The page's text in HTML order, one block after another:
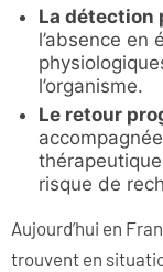
La détection
l’absence en
l’organisme.
Le retour
risque de
Aujourd’hui en
trouvent en